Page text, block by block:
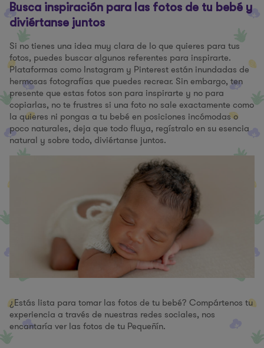
Busca inspiración para las fotos de tu bebé y
diviértanse juntos
Si no tienes una idea muy clara de lo que quieres para tus
fotos, puedes buscar algunos referentes para inspirarte.
Plataformas como Instagram y Pinterest están inundadas de
hermosas fotografías que puedes recrear. Sin embargo, ten
presente que estas fotos son para inspirarte y no para
copiarlas, no te frustres si una foto no sale exactamente como
la quieres ni pongas a tu bebé en posiciones incómodas o
poco naturales, deja que todo fluya, regístralo en su esencia
natural y sobre todo, diviértanse juntos.
¿Estás lista para tomar las fotos de tu bebé? Compártenos tu
experiencia a través de nuestras redes sociales, nos
encantaría ver las fotos de tu Pequeñín.